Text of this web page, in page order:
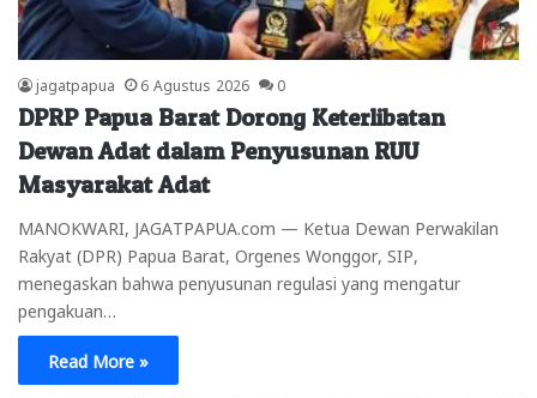
jagatpapua 6 Agustus 2026 0
DPRP Papua Barat Dorong Keterlibatan
Dewan Adat dalam Penyusunan RUU
Masyarakat Adat
MANOKWARI, JAGATPAPUA.com — Ketua Dewan Perwakilan
Rakyat (DPR) Papua Barat, Orgenes Wonggor, SIP,
menegaskan bahwa penyusunan regulasi yang mengatur
pengakuan…
Read More »